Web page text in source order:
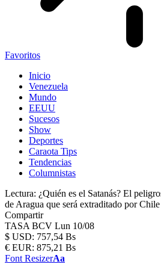
Favoritos
Inicio
Venezuela
Mundo
EEUU
Sucesos
Show
Deportes
Caraota Tips
Tendencias
Columnistas
Lectura: ¿Quién es el Satanás? El
de Aragua que será extraditado por Chile
Compartir
TASA BCV Lun 10/08
$ USD: 757,54 Bs
€ EUR: 875,21 Bs
Font ResizerAa